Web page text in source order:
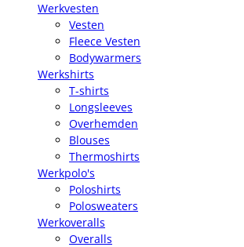
Werkvesten
Vesten
Fleece Vesten
Bodywarmers
Werkshirts
T-shirts
Longsleeves
Overhemden
Blouses
Thermoshirts
Werkpolo's
Poloshirts
Polosweaters
Werkoveralls
Overalls